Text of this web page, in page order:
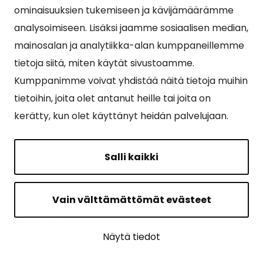
ominaisuuksien tukemiseen ja kävijämäärämme
analysoimiseen. Lisäksi jaamme sosiaalisen median,
mainosalan ja analytiikka-alan kumppaneillemme
tietoja siitä, miten käytät sivustoamme.
Kumppanimme voivat yhdistää näitä tietoja muihin
tietoihin, joita olet antanut heille tai joita on
kerätty, kun olet käyttänyt heidän palvelujaan.
Salli kaikki
Vain välttämättömät evästeet
Näytä tiedot
Esityslistat, pöytäkirjat, viranhaltijapäätökset ja
kuulutukset
Tietoa ja ohjeistusta koronavirukseen liittyen
Asiointipiste
Sähköinen asiointi
Yhteydenotto
Tilavaraus
Ruokalistat